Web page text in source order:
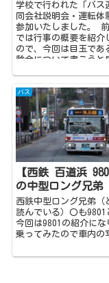
学校で行われた「バス
同会社説明会・運転体
参加いたしました。
では行事の概要を紹介
ので、今回は目玉であ
験会について書こうと
バス
【西鉄 百道浜
の中型ロング兄弟
西鉄中型ロング兄弟（
読んでいる）〇も9801
今回は9801の紹介にな
乗ってみたので車内の